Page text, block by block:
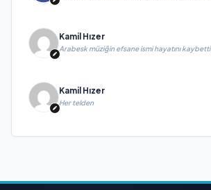
Kamil Hızer
Arabesk müziğin efsane ismi hayatını kaybetti
Kamil Hızer
Her telden